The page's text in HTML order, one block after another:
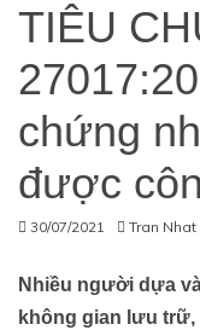
TIÊU
chứng
được
30/07/2021 Tran Nhat
Nhiều người dựa
không gian lưu trữ,